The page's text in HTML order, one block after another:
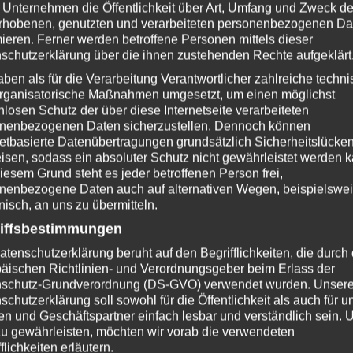
| Hochhausen | Michelbach |
Unternehmen die Öffentlichkeit über Art, Umfang und Zweck
genutzten und verarbeiteten personenbezogenen
Ferner werden betroffene Personen mittels dieser
über die ihnen zustehenden Rechte aufgeklärt.
als für die Verarbeitung Verantwortlicher zahlreiche
Maßnahmen umgesetzt, um einen möglichst
Schutz der über diese Internetseite verarbeiteten
Daten sicherzustellen. Dennoch können
Datenübertragungen grundsätzlich Sicherheitslücken
sodass ein absoluter Schutz nicht gewährleistet werden
Grund steht es jeder betroffenen Person frei,
Daten auch auf alternativen Wegen,
an uns zu übermitteln.
beruht auf den Begrifflichkeiten, die durch
Richtlinien- und Verordnungsgeber beim Erlass der
Grundverordnung (DS-GVO) verwendet wurden.
soll sowohl für die Öffentlichkeit als auch für
und Geschäftspartner einfach lesbar und verständlich sein.
gewährleisten, möchten wir vorab die verwendeten
erläutern.